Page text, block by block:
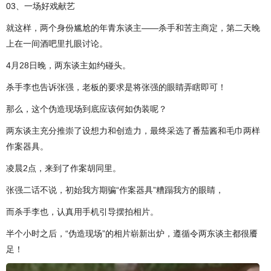
03、一场好戏献艺
就这样，两个身份尴尬的年青东谈主——杀手和苦主商定，第二天晚
上在一间酒吧里扎眼讨论。
4月28日晚，两东谈主如约碰头。
杀手李也告诉张强，老板的要求是将张强的眼睛弄瞎即可！
那么，这个伪造现场到底应该何如伪装呢？
两东谈主充分推崇了设想力和创造力，最终采选了番茄酱和毛巾两样
作案器具。
凌晨2点，来到了作案胡同里。
张强二话不说，初始我方期骗“作案器具”糟蹋我方的眼睛，
而杀手李也，认真用手机引导摆拍相片。
半个小时之后，“伪造现场”的相片崭新出炉，遵循令两东谈主都很餍
足！